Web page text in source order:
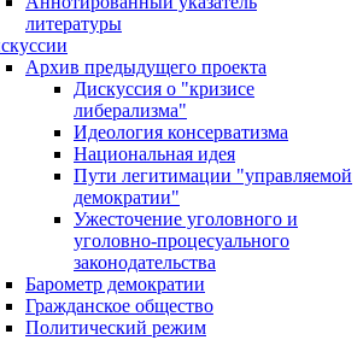
литературы
Архив предыдущего проекта
Дискуссия о "кризисе
либерализма"
Идеология консерватизма
Национальная идея
Пути легитимации "управляемой
демократии"
Ужесточение уголовного и
уголовно-процесуального
законодательства
Барометр демократии
Гражданское общество
Политический режим